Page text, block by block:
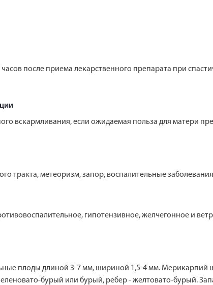
после приема лекарственного препарата при
вскармливания, если ожидаемая польза для матери
тракта, метеоризм, запор, воспалительные
гипотензивное, желчегонное и
плоды длиной 3-7 мм, шириной 1,5-4 мм. Мерикарпий
бурый или бурый, ребер - желтовато-бурый.